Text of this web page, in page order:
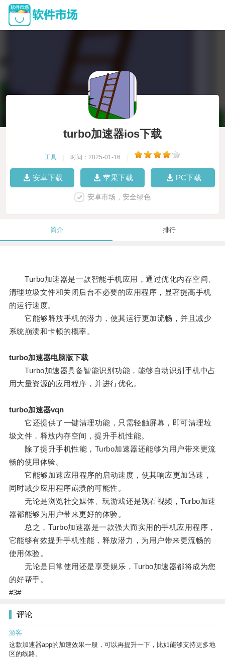
turbo加速器ios下载
工具 时间：2025-01-16
安卓下载 苹果下载 PC下载
安卓市场，安全绿色
简介 排行
Turbo加速器是一款智能手机应用，通过优化内存空间、
清理垃圾文件和关闭后台不必要的应用程序，显著提高手机
的运行速度。
它能够释放手机的潜力，使其运行更加流畅，并且减少
系统崩溃和卡顿的概率。
turbo加速器电脑版下载
Turbo加速器具备智能识别功能，能够自动识别手机中占
用大量资源的应用程序，并进行优化。
turbo加速器vqn
它还提供了一键清理功能，只需轻触屏幕，即可清理垃
圾文件，释放内存空间，提升手机性能。
除了提升手机性能，Turbo加速器还能够为用户带来更流
畅的使用体验。
它能够加速应用程序的启动速度，使其响应更加迅速，
同时减少应用程序崩溃的可能性。
无论是浏览社交媒体、玩游戏还是观看视频，Turbo加速
器都能够为用户带来更好的体验。
总之，Turbo加速器是一款强大而实用的手机应用程序，
它能够有效提升手机性能，释放潜力，为用户带来更流畅的
使用体验。
无论是日常使用还是享受娱乐，Turbo加速器都将成为您
的好帮手。
#3#
评论
游客
这款加速器app的加速效果一般，可以再提升一下，比如能够支持更多地
区的线路。